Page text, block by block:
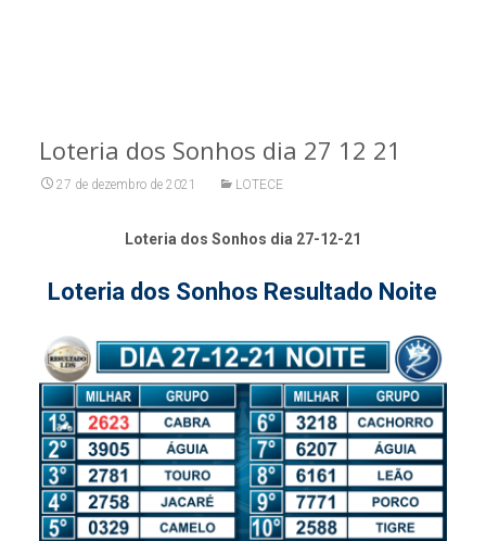
Loteria dos Sonhos dia 27 12 21
27 de dezembro de 2021 LOTECE
Loteria dos Sonhos dia 27-12-21
Loteria dos Sonhos Resultado Noite